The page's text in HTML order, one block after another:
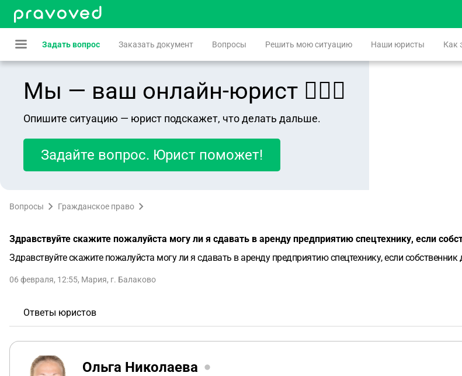
Задать вопрос Заказать документ Вопросы Решить мою ситуацию Наши юристы Как
Мы — ваш онлайн-юрист 👨🏻‍⚖️
Опишите ситуацию — юрист подскажет, что делать дальше.
Задайте вопрос. Юрист поможет!
Вопросы Гражданское право
Здравствуйте скажите пожалуйста могу ли я сдавать в аренду предприятию спецтехнику, если
Здравствуйте скажите пожалуйста могу ли я сдавать в аренду предприятию спецтехнику, если собственник
06 февраля, 12:55, Мария, г. Балаково
Ответы юристов
Ольга Николаева